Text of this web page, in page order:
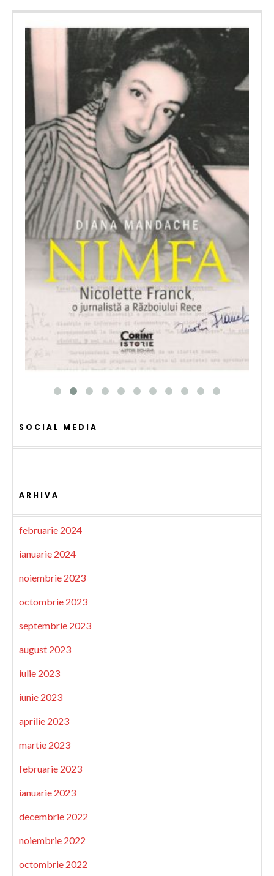
SOCIAL MEDIA
ARHIVA
februarie 2024
ianuarie 2024
noiembrie 2023
octombrie 2023
septembrie 2023
august 2023
iulie 2023
iunie 2023
aprilie 2023
martie 2023
februarie 2023
ianuarie 2023
decembrie 2022
noiembrie 2022
octombrie 2022